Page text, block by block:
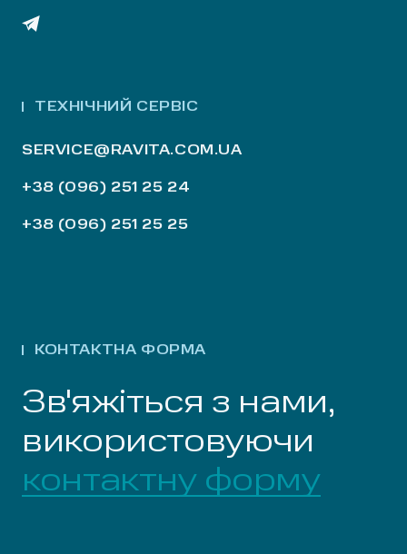
ТЕХНІЧНИЙ СЕРВІС
SERVICE@RAVITA.COM.UA
+38 (096) 251 25 24
+38 (096) 251 25 25
КОНТАКТНА ФОРМА
Зв'яжіться з нами,
використовуючи
контактну форму